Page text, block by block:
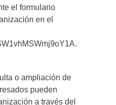
el formulario
en el
o ampliación de
pueden
a través del